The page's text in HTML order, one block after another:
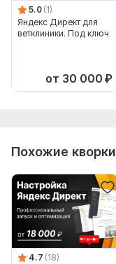
5.0 (1)
Яндекс Директ для
ветклиники. Под ключ
от 30 000 ₽
Похожие кворки
4.7 (18)